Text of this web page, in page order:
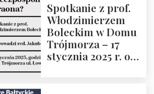
Spotkanie z prof.
Włodzimierzem
Boleckim w Domu
Trójmorza – 17
stycznia 2025 r. o